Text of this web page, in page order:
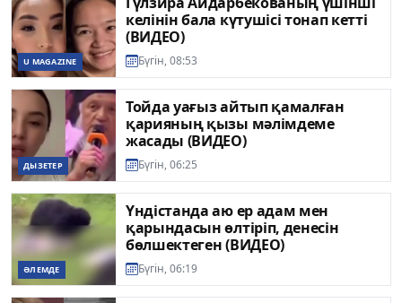
U MAGAZINE
келінін бала күтушісі тонап кетті
(ВИДЕО)
Бүгін, 08:53
ДЫЗЕТЕР
Тойда уағыз айтып қамалған
қарияның қызы мәлімдеме
жасады (ВИДЕО)
Бүгін, 06:25
ӘЛЕМДЕ
Үндістанда аю ер адам мен
қарындасын өлтіріп, денесін
бөлшектеген (ВИДЕО)
Бүгін, 06:19